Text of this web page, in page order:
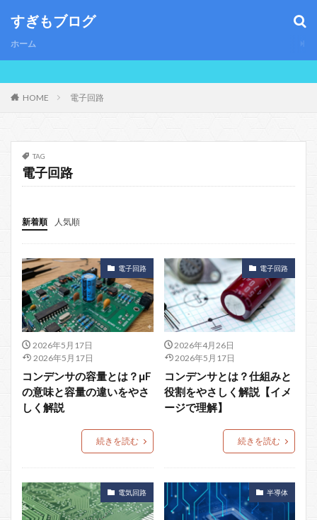
すぎもブログ
ホーム
HOME 電子回路
TAG
電子回路
新着順 人気順
電子回路
2026年5月17日
2026年5月17日
コンデンサの容量とは？μF
の意味と容量の違いをやさ
しく解説
続きを読む
電子回路
2026年4月26日
2026年5月17日
コンデンサとは？仕組みと
役割をやさしく解説【イメ
ージで理解】
続きを読む
電気回路 半導体